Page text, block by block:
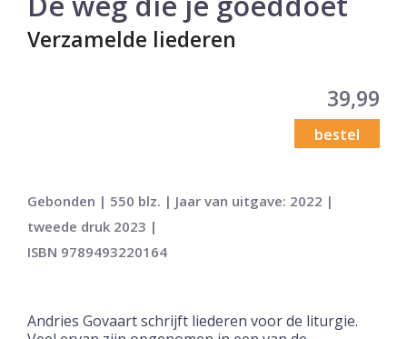
Verzamelde liederen
39,99
bestel
Gebonden | 550 blz. | Jaar van uitgave: 2022 |
tweede druk 2023 |
ISBN 9789493220164
Andries Govaart schrijft liederen voor de liturgie.